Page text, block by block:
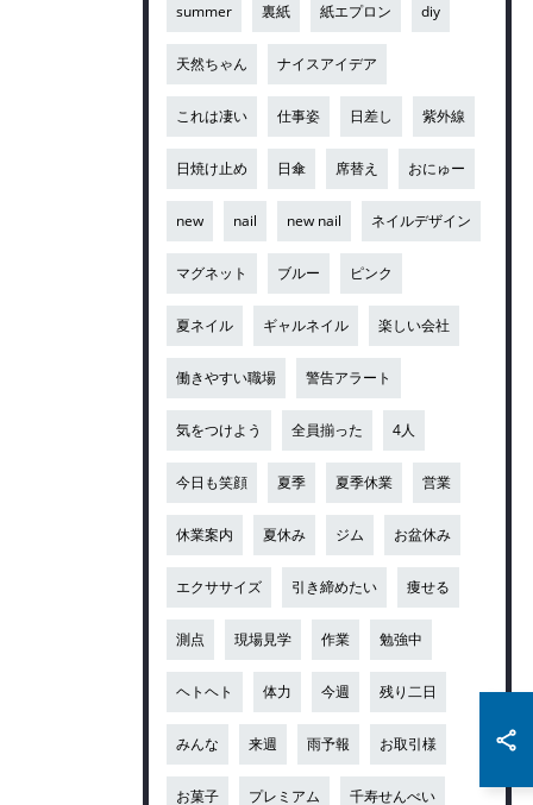
summer 裏紙 紙エプロン diy
天然ちゃん ナイスアイデア
これは凄い 仕事姿 日差し 紫外線
日焼け止め 日傘 席替え おにゅー
new nail new nail ネイルデザイン
マグネット ブルー ピンク
夏ネイル ギャルネイル 楽しい会社
働きやすい職場 警告アラート
気をつけよう 全員揃った 4人
今日も笑顔 夏季 夏季休業 営業
休業案内 夏休み ジム お盆休み
エクササイズ 引き締めたい 痩せる
測点 現場見学 作業 勉強中
ヘトヘト 体力 今週 残り二日
みんな 来週 雨予報 お取引様
お菓子 プレミアム 千寿せんべい